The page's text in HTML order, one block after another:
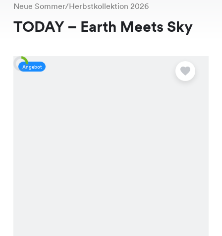
Neue Sommer/Herbstkollektion 2026
TODAY – Earth Meets Sky
Angebot